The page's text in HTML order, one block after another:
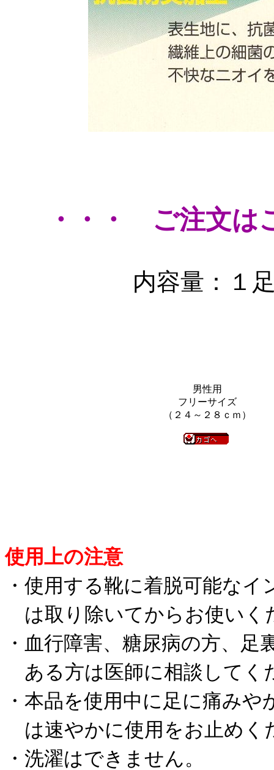
・・・ ご注文は
内容量：１
男性用
フリーサイズ
（２４～２８ｃｍ）
使用上の注意
・使用する靴に着脱可能な
は取り除いてからお使いく
・血行障害、糖尿病の方、
ある方は医師に相談してく
・本品を使用中に足に痛み
は速やかに使用をお止めく
・洗濯はできません。